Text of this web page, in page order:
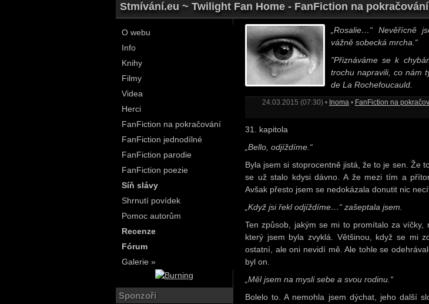
Stmívání.eu ~ Twilight Fan Home - FanFiction na
O webu
Info
Knihy
Filmy
Videa
Herci
FanFiction na pokračování
FanFiction jednodílné
FanFiction parodie
FanFiction poezie
Síň slávy
Shrnutí povídek
Pomoc autorům
Recenze
Fórum
Galerie »
Sponzoři
„Rosalie…“ Nevěřícně
vážně sobecká mrcha.“
"Přiznáváme se k
trochu napravili, co nám
de La Rochefoucauld.
24.03.2015 (07:30) • Inoma • FanFiction na
31. kapitola
„Bello, odjíždíme.“
Byla jsem si stoprocentně jistá, že to je sen. Že
se už stalo kdysi dávno. A že mezi tím a
Avšak přesto jsem se nedokázala donutit nic
„Když jsi řekl odjíždíme…“ zašeptala jsem.
Ten způsob, jakým se mi to promítalo za víčky,
který jsem byla zvyklá. Většinou, když se mi
ostatní, ale oni nevidí mě. Ale tohle se
byl on.
„Měl jsem na mysli sebe a svou rodinu.“
Bolelo to. A nemohla jsem dýchat, jeho další